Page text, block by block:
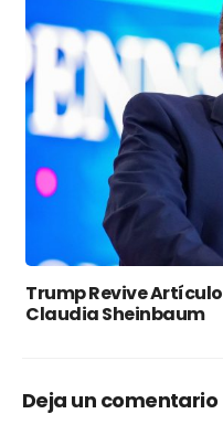
Trump Revive
Claudia Sheinbaum
Deja un comentario